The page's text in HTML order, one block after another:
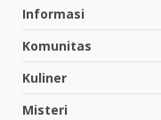
Informasi
Komunitas
Kuliner
Misteri